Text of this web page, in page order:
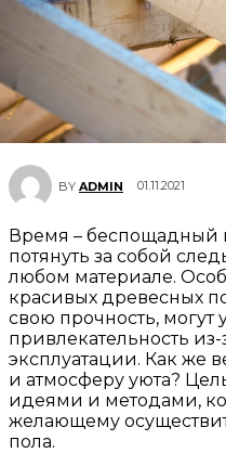
BY ADMIN 01.11.2021
Время – беспощадный
потянуть за собой
любом материале.
красивых древесных
свою прочность, могут
привлекательность
эксплуатации. Как же
и атмосферу уюта?
идеями и методами,
желающему
пола.